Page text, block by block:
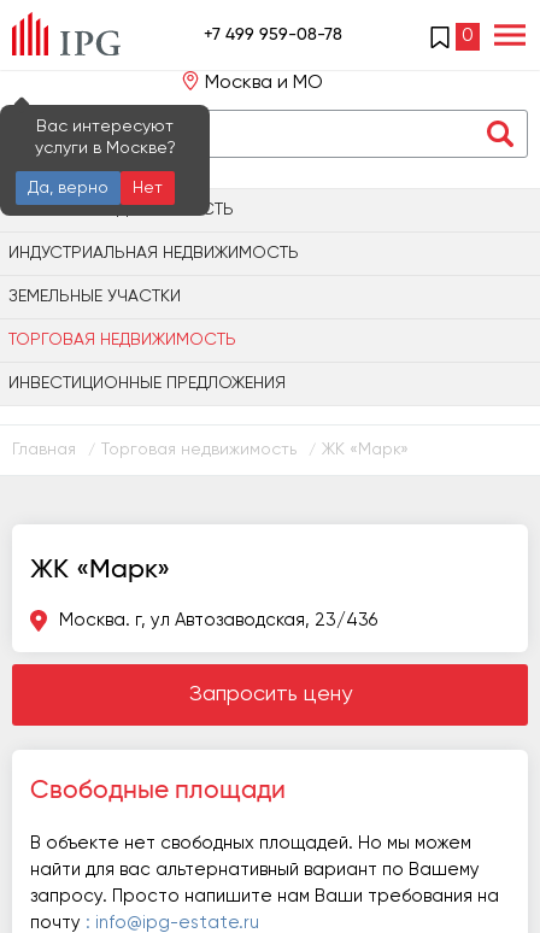
+7 499 959-08-78 0
Москва и МО
Вас интересуют
услуги в Москве?
Да, верно
Нет
ОФИСНАЯ НЕДВИЖИМОСТЬ
ИНДУСТРИАЛЬНАЯ НЕДВИЖИМОСТЬ
ЗЕМЕЛЬНЫЕ УЧАСТКИ
ТОРГОВАЯ НЕДВИЖИМОСТЬ
ИНВЕСТИЦИОННЫЕ ПРЕДЛОЖЕНИЯ
Главная / Торговая недвижимость / ЖК «Марк»
ЖК «Марк»
Москва. г, ул Автозаводская, 23/436
Запросить цену
Свободные площади
В объекте нет свободных площадей. Но мы можем
найти для вас альтернативный вариант по Вашему
запросу. Просто напишите нам Ваши требования на
почту : info@ipg-estate.ru